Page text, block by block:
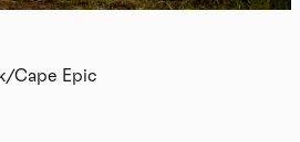
Cape Epic